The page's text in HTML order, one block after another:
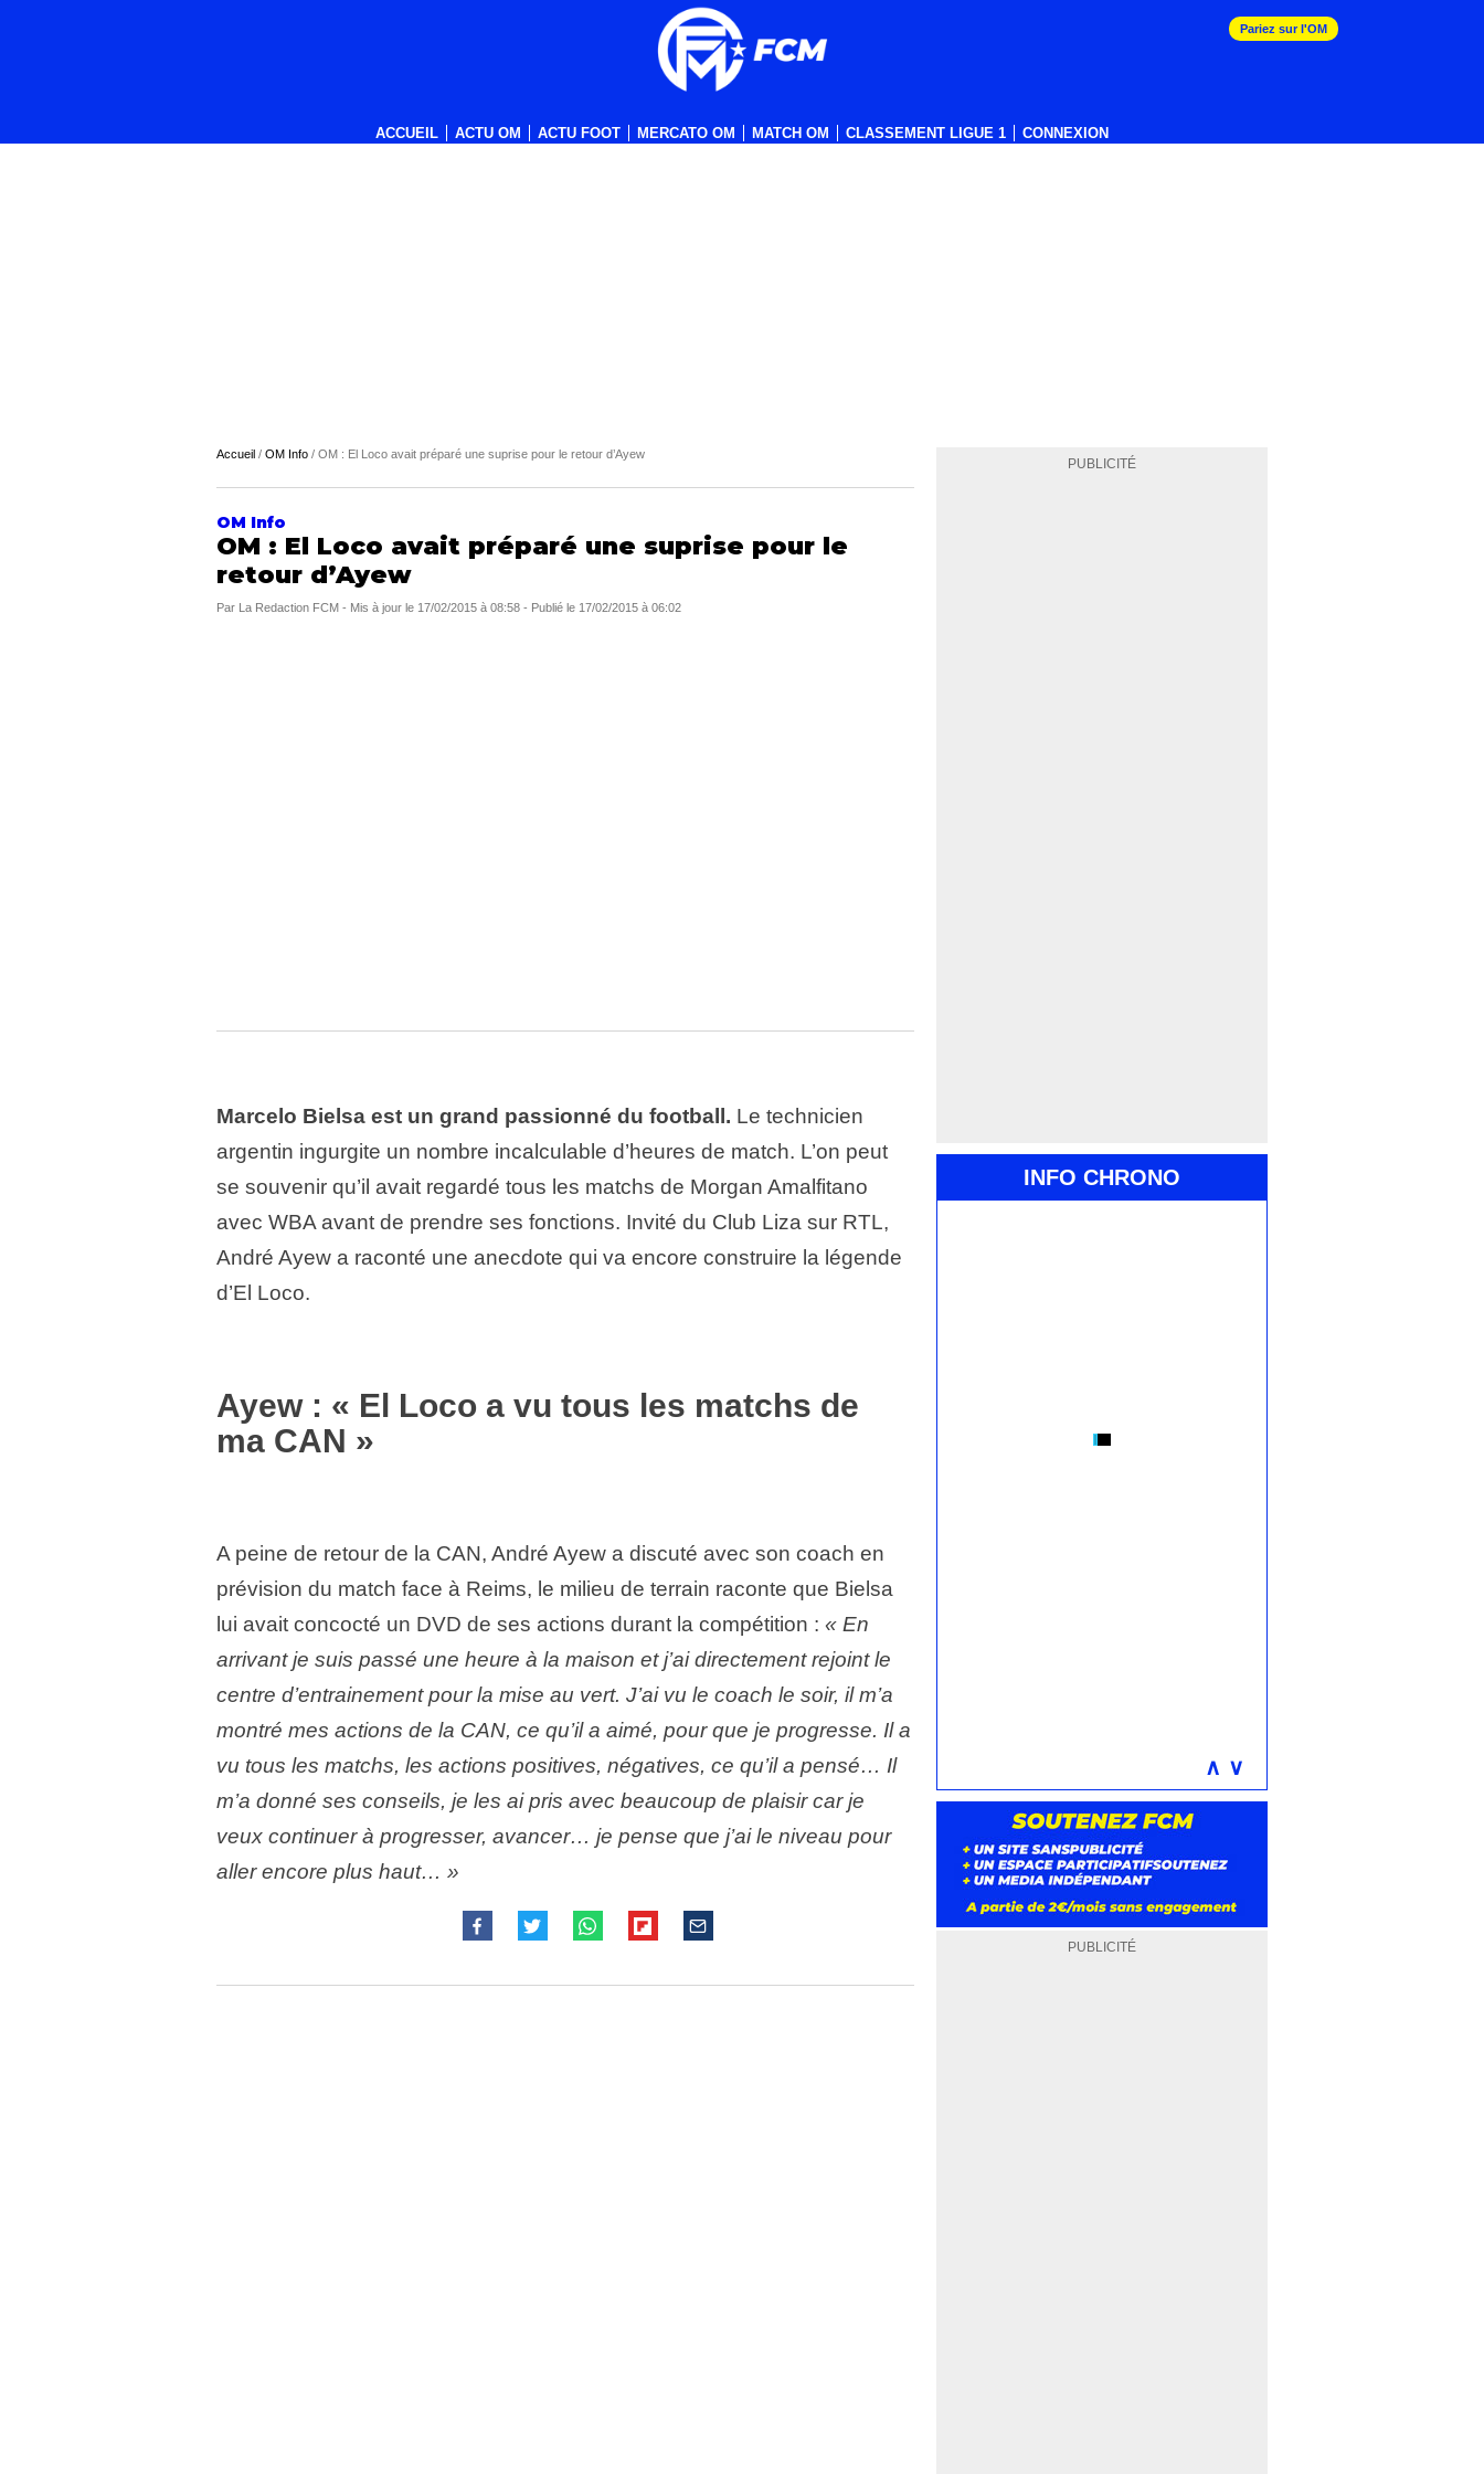
ACCUEIL ACTU OM ACTU FOOT MERCATO OM MATCH OM CLASSEMENT LIGUE 1 CONNEXION
Pariez sur l'OM
PUBLICITÉ
INFO CHRONO
∧ ∨
PUBLICITÉ
Accueil / OM Info / OM : El Loco avait préparé une suprise pour le retour d’Ayew
OM Info
OM : El Loco avait préparé une suprise pour le
retour d’Ayew
Par La Redaction FCM - Mis à jour le 17/02/2015 à 08:58 - Publié le 17/02/2015 à 06:02
Marcelo Bielsa est un grand passionné du football. Le technicien
argentin ingurgite un nombre incalculable d’heures de match. L’on peut
se souvenir qu’il avait regardé tous les matchs de Morgan Amalfitano
avec WBA avant de prendre ses fonctions. Invité du Club Liza sur RTL,
André Ayew a raconté une anecdote qui va encore construire la légende
d’El Loco.
Ayew : « El Loco a vu tous les matchs de
ma CAN »
A peine de retour de la CAN, André Ayew a discuté avec son coach en
prévision du match face à Reims, le milieu de terrain raconte que Bielsa
lui avait concocté un DVD de ses actions durant la compétition : « En
arrivant je suis passé une heure à la maison et j’ai directement rejoint le
centre d’entrainement pour la mise au vert. J’ai vu le coach le soir, il m’a
montré mes actions de la CAN, ce qu’il a aimé, pour que je progresse. Il a
vu tous les matchs, les actions positives, négatives, ce qu’il a pensé… Il
m’a donné ses conseils, je les ai pris avec beaucoup de plaisir car je
veux continuer à progresser, avancer… je pense que j’ai le niveau pour
aller encore plus haut… »